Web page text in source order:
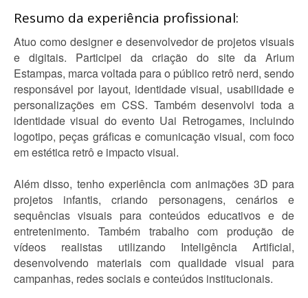
Resumo da experiência profissional:
Atuo como designer e desenvolvedor de projetos visuais
e digitais. Participei da criação do site da Arium
Estampas, marca voltada para o público retrô nerd, sendo
responsável por layout, identidade visual, usabilidade e
personalizações em CSS. Também desenvolvi toda a
identidade visual do evento Uai Retrogames, incluindo
logotipo, peças gráficas e comunicação visual, com foco
em estética retrô e impacto visual.
Além disso, tenho experiência com animações 3D para
projetos infantis, criando personagens, cenários e
sequências visuais para conteúdos educativos e de
entretenimento. Também trabalho com produção de
vídeos realistas utilizando Inteligência Artificial,
desenvolvendo materiais com qualidade visual para
campanhas, redes sociais e conteúdos institucionais.